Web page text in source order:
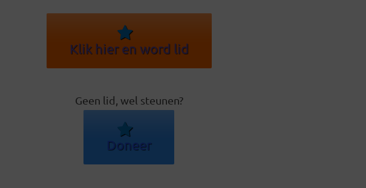
Klik hier en word lid
Geen lid, wel steunen?
Doneer